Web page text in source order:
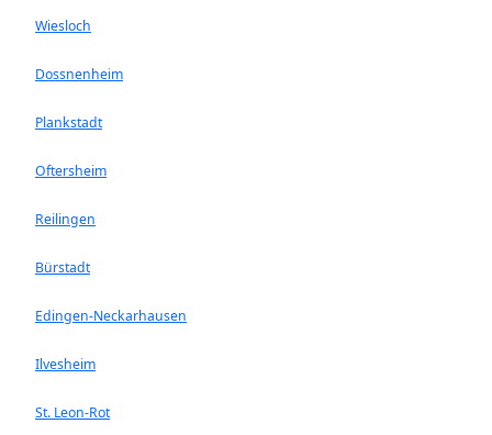
Wiesloch
Dossnenheim
Plankstadt
Oftersheim
Reilingen
Bürstadt
Edingen-Neckarhausen
Ilvesheim
St. Leon-Rot